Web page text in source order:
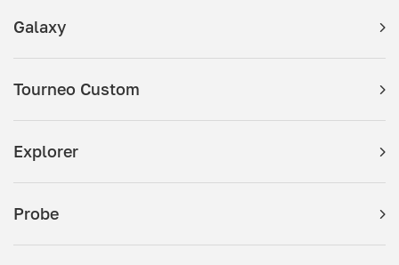
Galaxy
Tourneo Custom
Explorer
Probe